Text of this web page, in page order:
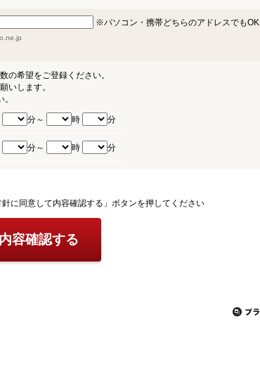
※パソコン・携帯どちらのアドレスでもOK
の希望をご登録ください。
いします。
分～ 時 分
分～ 時 分
に同意して内容確認する」ボタンを押してください
内容確認する